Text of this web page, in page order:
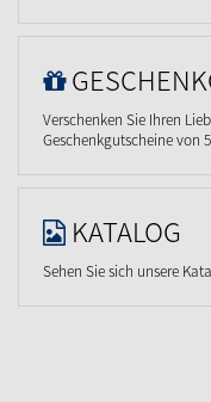
Verschenken Sie Ihren
Geschenkgutscheine von
KATALOG
Sehen Sie sich unsere